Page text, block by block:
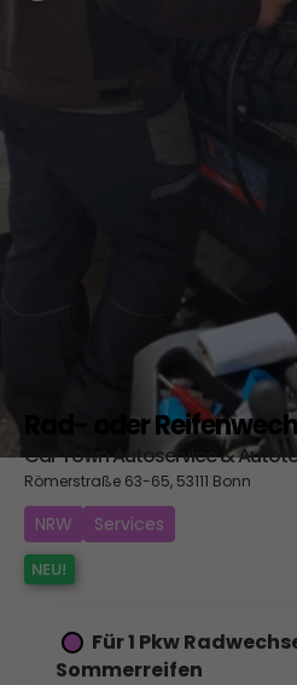
Rad- oder
Car Town Autoservice &
Römerstraße 63-65, 53111 Bonn
NRW Services
Für 1 Pkw
Sommerreifen